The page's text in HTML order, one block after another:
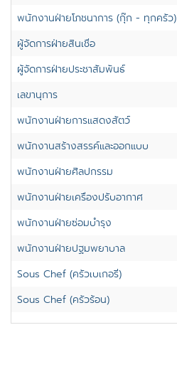
พนักงานฝ่ายโภชนาการ (กุ๊ก - ทุกครัว)
ผู้จัดการฝ่ายสินเชื่อ
ผู้จัดการฝ่ายประชาสัมพันธ์
เลขานุการ
พนักงานฝ่ายการแสดงสัตว์
พนักงานสร้างสรรค์และออกแบบ
พนักงานฝ่ายศิลปกรรม
พนักงานฝ่ายเครื่องปรับอากาศ
พนักงานฝ่ายซ่อมบำรุง
พนักงานฝ่ายปฐมพยาบาล
Sous Chef (ครัวเบเกอรี่)
Sous Chef (ครัวร้อน)